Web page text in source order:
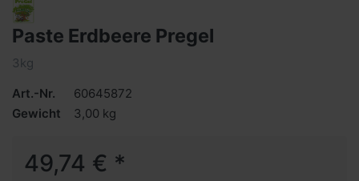
Paste Erdbeere Pregel
3kg
Art.-Nr.
60645872
Gewicht
3,00 kg
49,74 € *